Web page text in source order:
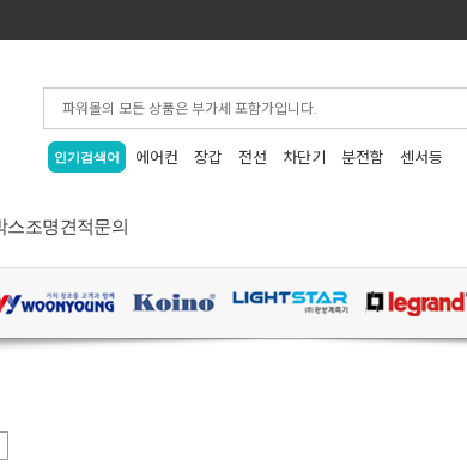
인기검색어 에어컨 장갑 전선 차단기 분전함 센서등
스조명견적문의